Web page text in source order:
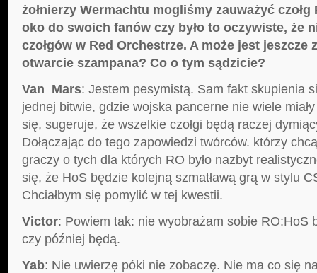
żołnierzy Wermachtu mogliśmy zauważyć czołg
oko do swoich fanów czy było to oczywiste, że
czołgów w Red Orchestrze. A może jest jeszcze
otwarcie szampana? Co o tym sądzicie?
Van_Mars: Jestem pesymistą. Sam fakt skupienia
jednej bitwie, gdzie wojska pancerne nie wiele
się, sugeruje, że wszelkie czołgi będą raczej
Dołączając do tego zapowiedzi twórców. którzy
graczy o tych dla których RO było nazbyt
się, że HoS będzie kolejną szmatławą grą w stylu
Chciałbym się pomylić w tej kwestii.
Victor: Powiem tak: nie wyobrażam sobie RO:HoS
czy później będą.
Yab: Nie uwierzę póki nie zobaczę. Nie ma co się